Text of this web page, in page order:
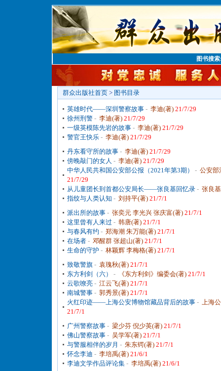
图书搜
群众出版社首页 > 图书目录
英雄时代——深圳警察故事 - 李迪(著) 21/7/29
徐州刑警 - 李迪(著) 21/7/29
一级英模陈先岩的故事 - 李迪(著) 21/7/29
警官王快乐 - 李迪(著) 21/7/29
丹东看守所的故事 - 李迪(著) 21/7/29
傍晚敲门的女人 - 李迪(著) 21/7/29
中华人民共和国公安部公报（2021年第3期）
- 公安部
21/7/29
从儿童团长到首都公安局长——张良基回忆录 - 张良
指纹与人类认知 - 刘持平(著) 21/7/1
派出所的故事 - 张奕元 李光兴 张庆富(著) 21/7/1
这里曾有人来过 - 韩唐(著) 21/7/1
与春风有约 - 郑海潮 朱万能(著) 21/7/1
在场者 - 邓醒群 张超山(著) 21/7/1
生命的守护 - 林颖辉 李梅格(著) 21/7/1
致敬警旗 - 袁瑰秋(著) 21/7/1
东方利剑（六）
- 《东方利剑》编委会(著) 21/7/1
云歌嘹亮 - 江云飞(著) 21/7/1
南城警事 - 郭秀景(著) 21/7/1
火红印迹——上海公安博物馆藏品背后的故事 - 上海
21/7/1
广州警察故事 - 梁少芬 倪少英(著) 21/7/1
佛山警察故事 - 吴学军(著) 21/7/1
与警服相伴的岁月 - 朱东锷(著) 21/7/1
怀念李迪 - 李培禹(著) 21/6/1
李迪文学作品评论集 - 李培禹(著) 21/6/1